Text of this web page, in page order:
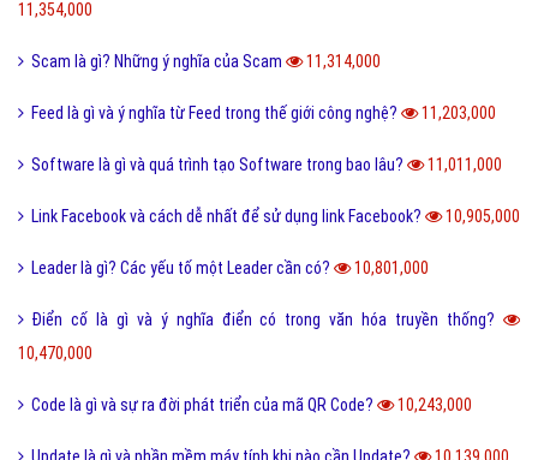
11,354,000
Scam là gì? Những ý nghĩa của Scam 11,314,000
Feed là gì và ý nghĩa từ Feed trong thế giới công nghệ? 11,203,000
Software là gì và quá trình tạo Software trong bao lâu? 11,011,000
Link Facebook và cách dễ nhất để sử dụng link Facebook? 10,905,000
Leader là gì? Các yếu tố một Leader cần có? 10,801,000
Điển cố là gì và ý nghĩa điển có trong văn hóa truyền thống?
10,470,000
Code là gì và sự ra đời phát triển của mã QR Code? 10,243,000